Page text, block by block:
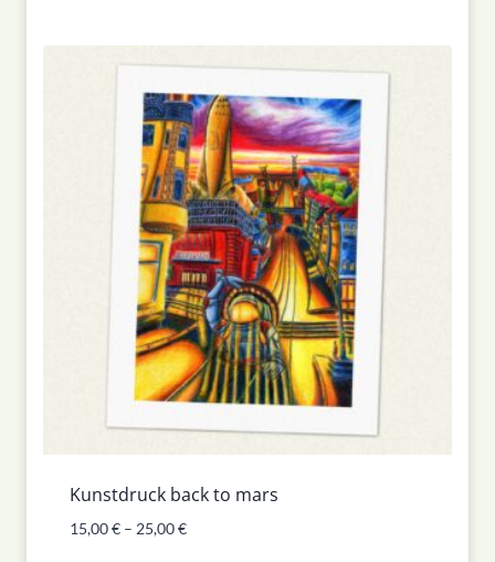
Kunstdruck back to mars
15,00€ – 25,00€